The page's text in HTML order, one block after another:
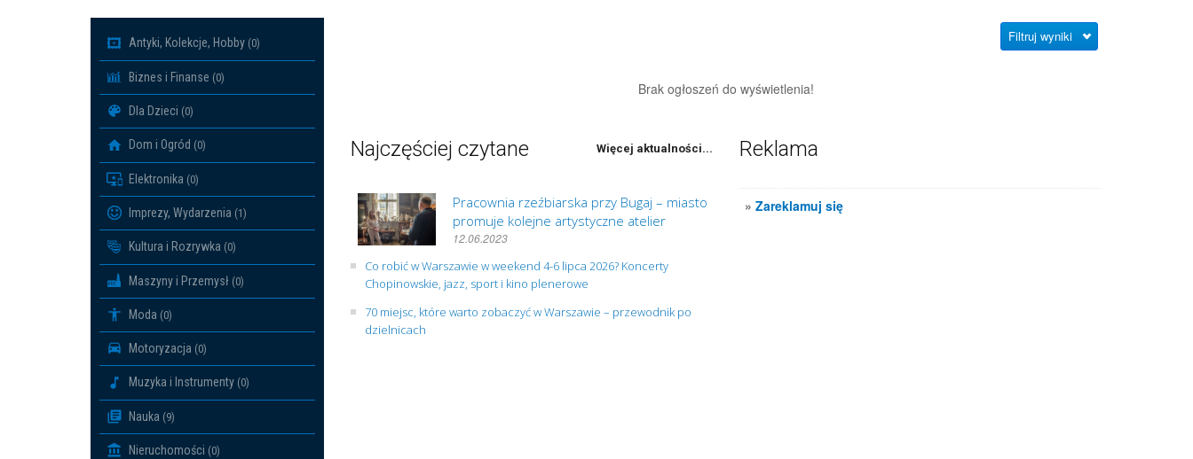
Antyki, Kolekcje, Hobby (0)
Biznes i Finanse (0)
Dla Dzieci (0)
Dom i Ogród (0)
Elektronika (0)
Imprezy, Wydarzenia (1)
Kultura i Rozrywka (0)
Maszyny i Przemysł (0)
Moda (0)
Motoryzacja (0)
Muzyka i Instrumenty (0)
Nauka (9)
Nieruchomości (0)
Filtruj wyniki
Brak ogłoszeń do wyświetlenia!
Najczęściej czytane Więcej aktualności...
Pracownia rzeźbiarska przy Bugaj – miasto
promuje kolejne artystyczne atelier
12.06.2023
Co robić w Warszawie w weekend 4-6 lipca 2026? Koncerty
Chopinowskie, jazz, sport i kino plenerowe
70 miejsc, które warto zobaczyć w Warszawie – przewodnik po
dzielnicach
Reklama
»Zareklamuj się